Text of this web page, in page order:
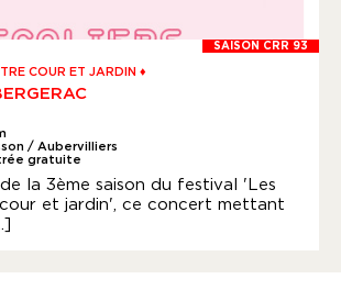
SAISON CRR 93
COUR ET JARDIN ♦
/ Aubervilliers
gratuite
la 3ème saison du festival 'Les
et jardin', ce concert mettant